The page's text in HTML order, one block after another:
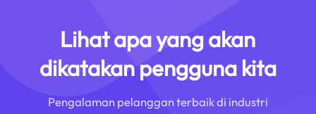
Lihat apa yang akan
dikatakan pengguna kita
Pengalaman pelanggan terbaik di industri